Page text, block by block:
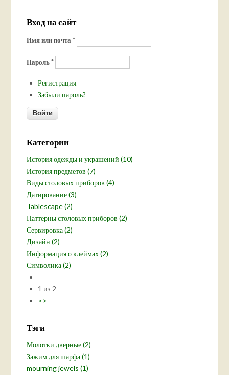
Вход на сайт
Имя или почта*
Пароль*
Регистрация
Забыли пароль?
Категории
История одежды и украшений (10)
История предметов (7)
Виды столовых приборов (4)
Датирование (3)
Tablescape (2)
Паттерны столовых приборов (2)
Сервировка (2)
Дизайн (2)
Информация о клеймах (2)
Символика (2)
1 из 2
>>
Тэги
Молотки дверные (2)
Зажим для шарфа (1)
mourning jewels (1)